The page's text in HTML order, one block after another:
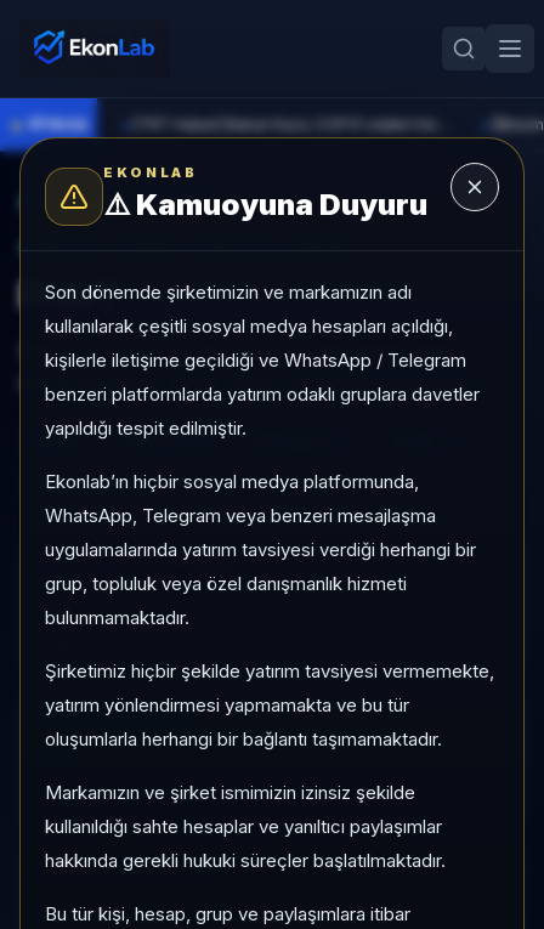
EKONLAB
⚠️Kamuoyuna Duyuru
Son dönemde şirketimizin ve markamızın adı
kullanılarak çeşitli sosyal medya hesapları açıldığı,
kişilerle iletişime geçildiği ve WhatsApp / Telegram
benzeri platformlarda yatırım odaklı gruplara davetler
yapıldığı tespit edilmiştir.
Ekonlab’ın hiçbir sosyal medya platformunda,
WhatsApp, Telegram veya benzeri mesajlaşma
uygulamalarında yatırım tavsiyesi verdiği herhangi bir
grup, topluluk veya özel danışmanlık hizmeti
bulunmamaktadır.
Şirketimiz hiçbir şekilde yatırım tavsiyesi vermemekte,
yatırım yönlendirmesi yapmamakta ve bu tür
oluşumlarla herhangi bir bağlantı taşımamaktadır.
Markamızın ve şirket ismimizin izinsiz şekilde
kullanıldığı sahte hesaplar ve yanıltıcı paylaşımlar
hakkında gerekli hukuki süreçler başlatılmaktadır.
Bu tür kişi, hesap, grup ve paylaşımlara itibar
● PİYASA
AI Kripto Radar/PNUT
SUNUCU TARAFI KRIPTO GIRIŞI
PNUT
PNUT için fiyat, performans ve risk metriklerini
EkonLab Kripto Radar detay sayfasında inceleyin.
PNUT PNUT/USD
Son fiyat:—
1 AY VE 3 AY PERFORMANS
—
KATEGORI KONUMU
—
Momentum bazlı kategori içi sıra
PIYASA DEĞERI SIRASI
—